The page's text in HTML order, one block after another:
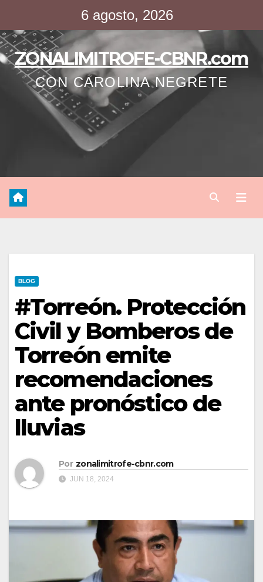
contenido
6 agosto, 2026
ZONALIMITROFE-CBNR.com
CON CAROLINA NEGRETE
BLOG
#Torreón. Protección
Civil y Bomberos de
Torreón emite
recomendaciones
ante pronóstico de
lluvias
Por zonalimitrofe-cbnr.com
JUN 18, 2024